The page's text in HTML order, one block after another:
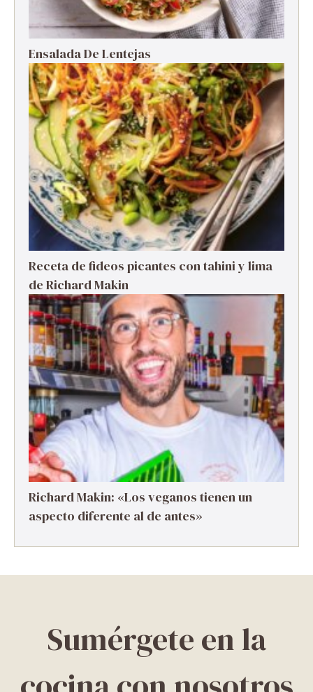
Ensalada De Lentejas
Receta de fideos picantes con tahini y lima
de Richard Makin
Richard Makin: «Los veganos tienen un
aspecto diferente al de antes»
Sumérgete en la